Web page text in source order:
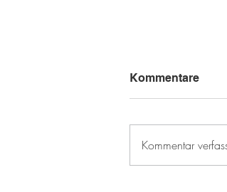
Kommentare
Kommentar